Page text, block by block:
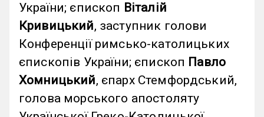
України; єпископ Віталій
Кривицький, заступник голови
Конференції римсько-католицьких
єпископів України; єпископ Павло
Хомницький, єпарх Стемфордський,
голова морського апостоляту